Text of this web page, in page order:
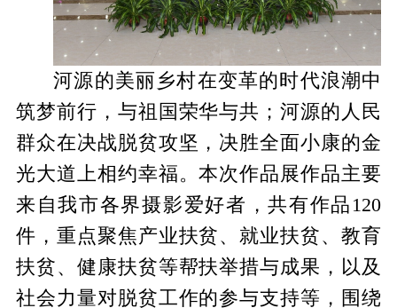
河源的美丽乡村在变革的时代浪潮中
筑梦前行，与祖国荣华与共；河源的人民
群众在决战脱贫攻坚，决胜全面小康的金
光大道上相约幸福。本次作品展作品主要
来自我市各界摄影爱好者，共有作品120
件，重点聚焦产业扶贫、就业扶贫、教育
扶贫、健康扶贫等帮扶举措与成果，以及
社会力量对脱贫工作的参与支持等，围绕